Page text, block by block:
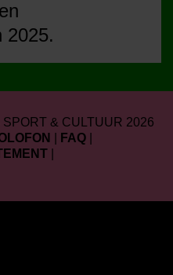
2025.
& CULTUUR 2026
FAQ